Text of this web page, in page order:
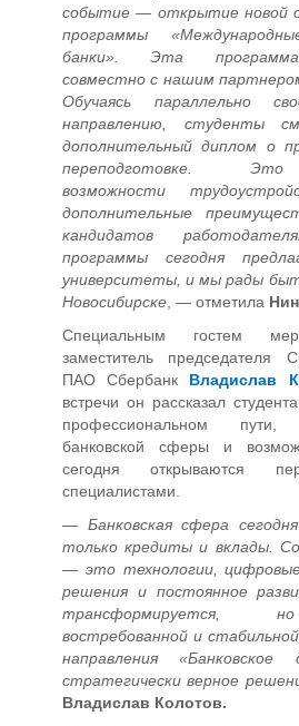
событие — открытие новой
программы
банки». Эта программа
совместно с нашим
Обучаясь параллельно
направлению, студенты
дополнительный диплом о
переподготовке.
возможности
дополнительные
кандидатов
программы сегодня
университеты, и мы рады
Новосибирске , — отметила
Специальным гостем
заместитель председателя
ПАО Сбербанк Владислав
встречи он рассказал
профессиональном пути,
банковской сферы и
сегодня открываются
специалистами.
— Банковская сфера
только кредиты и вклады.
— это технологии,
решения и постоянное
трансформируется,
востребованной и
направления
стратегически верное
Владислав Колотов.